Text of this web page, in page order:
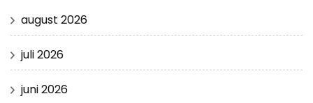
august 2026
juli 2026
juni 2026